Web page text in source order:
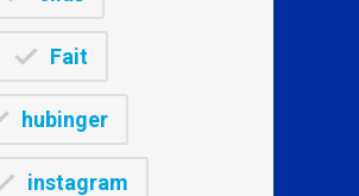
Fait
hubinger
instagram